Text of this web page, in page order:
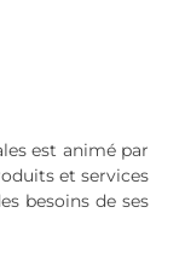
est animé par
et services
besoins de ses